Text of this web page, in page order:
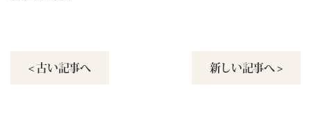
< 古い記事へ 新しい記事へ >